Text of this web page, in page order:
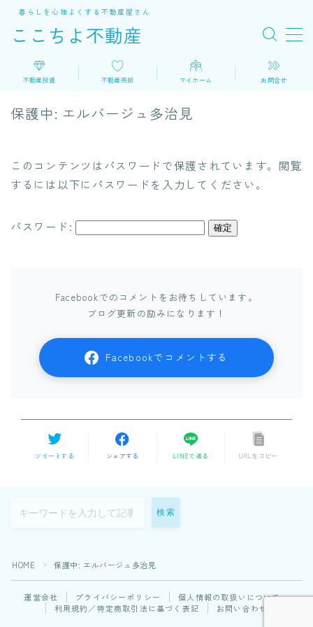
ここちよ不動産
暮らしを心地よくする不動産屋さん
お問い合わせ MAIL
不動産投資 不動産売却 マイホーム お問合せ
保護中: エルバージュ多治見
このコンテンツはパスワードで保護されています。閲覧
するには以下にパスワードを入力してください。
パスワード:
Facebookでのコメントをお待ちしています。
ブログ更新の励みになります！
Facebookでコメントする
ツイートする シェアする LINEで送る URLをコピー
検索
HOME ＞ 保護中: エルバージュ多治見
運営会社 プライバシーポリシー
個人情報の取扱いについて
利用規約／特定商取引法に基づく表記
お問い合わせ